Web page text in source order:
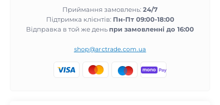
Приймання замовлень: 24/7
Підтримка клієнтів: Пн-Пт 09:00-18:00
Відправка в той же день при замовленні до 16:00
shop@arctrade.com.ua